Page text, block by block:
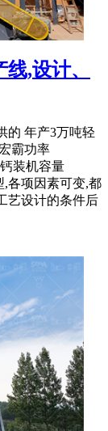
,设计、
的 年产3万吨轻
霸功率
装机容量
,各项因素可变,都
艺设计的条件后